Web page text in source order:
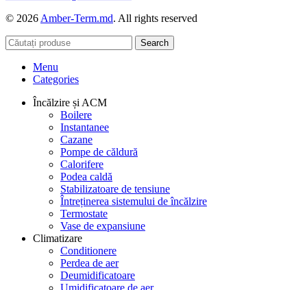
© 2026 Amber-Term.md. All rights reserved
Search
Menu
Categories
Încălzire și ACM
Boilere
Instantanee
Cazane
Pompe de căldură
Calorifere
Podea caldă
Stabilizatoare de tensiune
Întreținerea sistemului de încălzire
Termostate
Vase de expansiune
Climatizare
Conditionere
Perdea de aer
Deumidificatoare